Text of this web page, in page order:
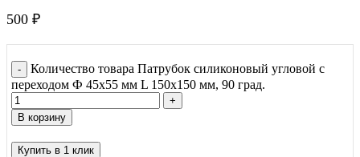
500 ₽
Количество товара Патрубок силиконовый угловой с
переходом Ф 45х55 мм L 150х150 мм, 90 град.
В корзину
Купить в 1 клик